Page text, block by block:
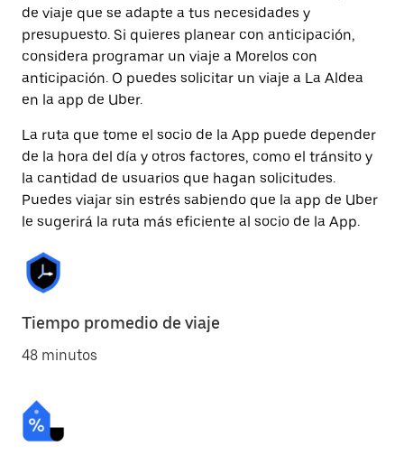
de viaje que se adapte a tus necesidades y
presupuesto. Si quieres planear con anticipación,
considera programar un viaje a Morelos con
anticipación. O puedes solicitar un viaje a La Aldea
en la app de Uber.
La ruta que tome el socio de la App puede depender
de la hora del día y otros factores, como el tránsito y
la cantidad de usuarios que hagan solicitudes.
Puedes viajar sin estrés sabiendo que la app de Uber
le sugerirá la ruta más eficiente al socio de la App.
Tiempo promedio de viaje
48 minutos